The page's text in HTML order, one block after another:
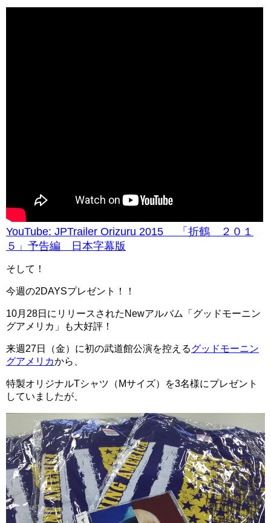
YouTube: JPTrailer Orizuru 2015 「折鶴 ２０１
５」予告編 日本字幕版
そして！
今週の2DAYSプレゼント！！
10月28日にリリースされたNewアルバム「グッドモーニン
グアメリカ」も大好評！
来週27日（金）に初の武道館公演を控えるグッドモーニン
グアメリカから、
特製オリジナルTシャツ（Mサイズ）を3名様にプレゼント
していましたが、